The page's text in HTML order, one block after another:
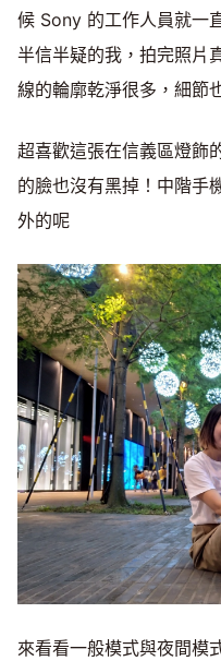
候 Sony 的工作人員就一
半信半疑的我，拍完照片
線的輪廓乾淨很多，細節
超喜歡這張在信義區燈飾
的臉也沒有黑掉！中階手
外的呢
來看看一般模式與夜間模